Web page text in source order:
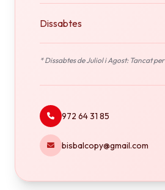
Dissabtes
* Dissabtes de Juliol i Agost: Tancat
972 64 31 85
bisbalcopy@gmail.com